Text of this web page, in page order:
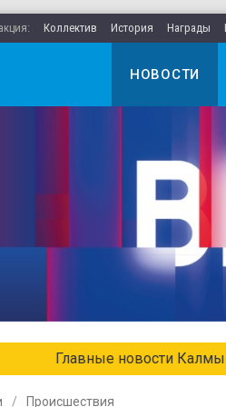
Коллектив История Награды
НОВОСТИ
Калмыкии в еженедельном
Происшествия